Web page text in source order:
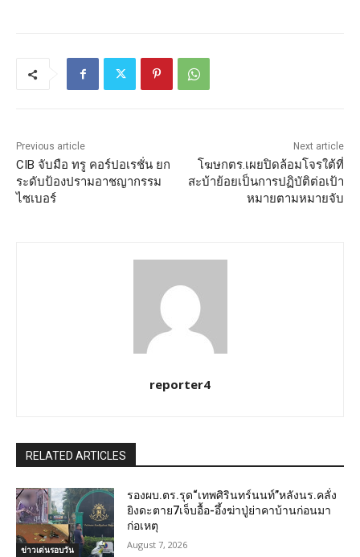
Previous article
CIB จับมือ ทรู คอร์ปอเรชั่น ยก
ระดับป้องปรามอาชญากรรม
ไซเบอร์
Next article
โฆษกตร.เผยปิดล้อมโจรใต้ที่
สะบ้าย้อยเป็นการปฏิบัติต่อเป้า
หมายตามหมายจับ
reporter4
RELATED ARTICLES
ข่าวเด่นรอบวัน
รองผบ.ตร.รุด“เทพศิรินทร์นนท์”หลังนร.คลั่ง
ยิงดะตาย7เจ็บอื้อ-อึ้งฆ่าปู่ย่าคาบ้านก่อนมา
ก่อเหตุ
August 7, 2026